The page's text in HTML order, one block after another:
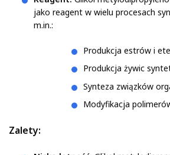
jako reagent w wielu procesach
m.in.:
Produkcja estrów i
Produkcja żywic
Synteza związków
Modyfikacja
Zalety: